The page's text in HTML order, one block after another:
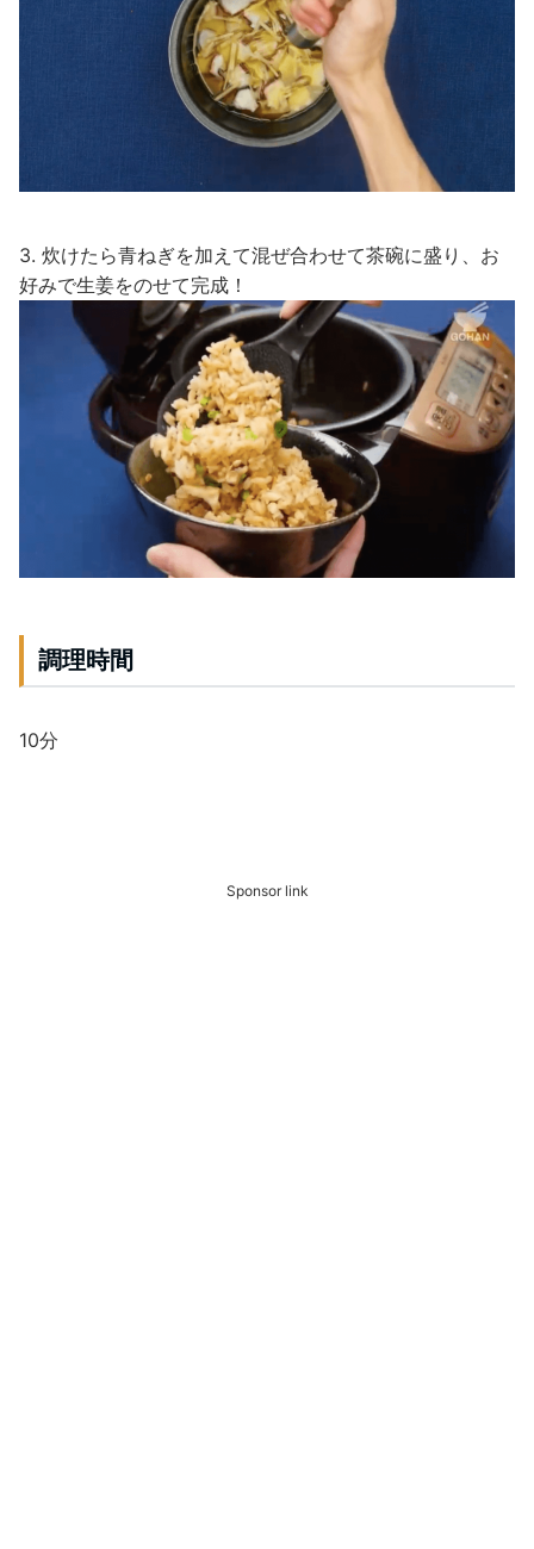
3. 炊けたら青ねぎを加えて混ぜ合わせて茶碗に盛り、お
好みで生姜をのせて完成！
調理時間
10分
Sponsor link